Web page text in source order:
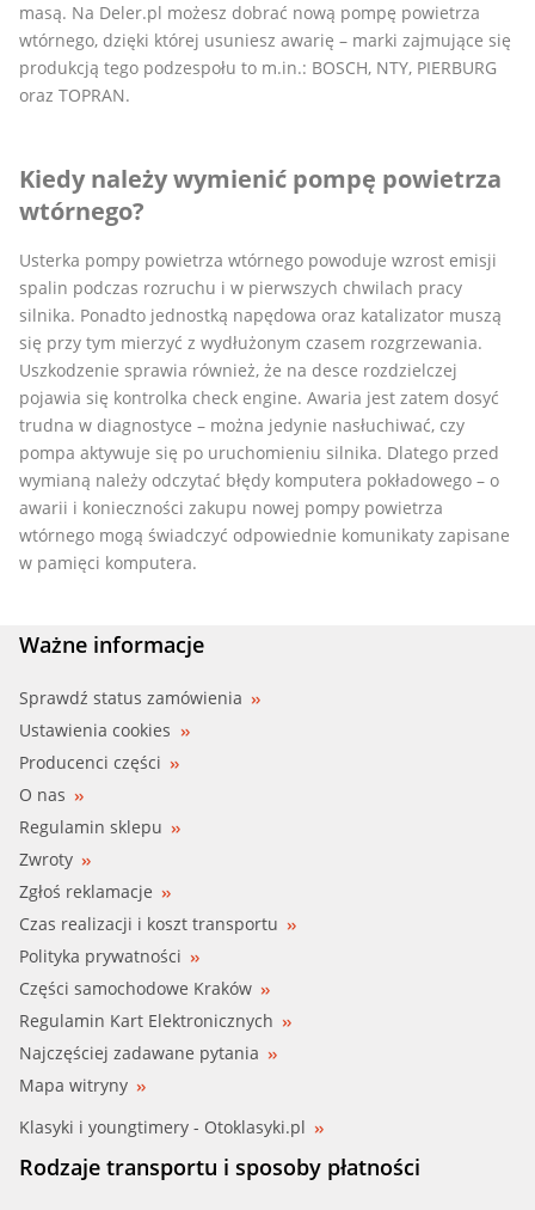
masą. Na Deler.pl możesz dobrać nową pompę powietrza
wtórnego, dzięki której usuniesz awarię – marki zajmujące się
produkcją tego podzespołu to m.in.: BOSCH, NTY, PIERBURG
oraz TOPRAN.
Kiedy należy wymienić pompę powietrza
wtórnego?
Usterka pompy powietrza wtórnego powoduje wzrost emisji
spalin podczas rozruchu i w pierwszych chwilach pracy
silnika. Ponadto jednostką napędowa oraz katalizator muszą
się przy tym mierzyć z wydłużonym czasem rozgrzewania.
Uszkodzenie sprawia również, że na desce rozdzielczej
pojawia się kontrolka check engine. Awaria jest zatem dosyć
trudna w diagnostyce – można jedynie nasłuchiwać, czy
pompa aktywuje się po uruchomieniu silnika. Dlatego przed
wymianą należy odczytać błędy komputera pokładowego – o
awarii i konieczności zakupu nowej pompy powietrza
wtórnego mogą świadczyć odpowiednie komunikaty zapisane
w pamięci komputera.
Ważne informacje
Sprawdź status zamówienia
Ustawienia cookies
Producenci części
O nas
Regulamin sklepu
Zwroty
Zgłoś reklamacje
Czas realizacji i koszt transportu
Polityka prywatności
Części samochodowe Kraków
Regulamin Kart Elektronicznych
Najczęściej zadawane pytania
Mapa witryny
Klasyki i youngtimery - Otoklasyki.pl
Rodzaje transportu i sposoby płatności